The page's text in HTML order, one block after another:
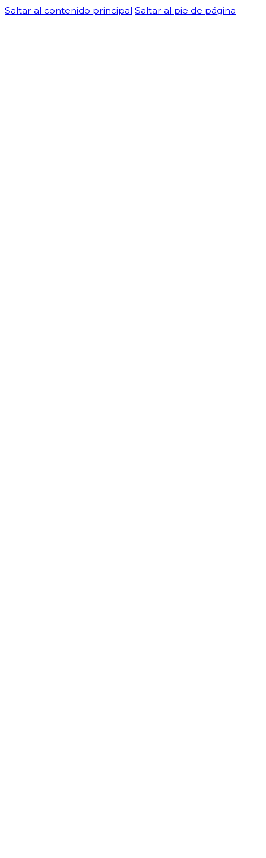
Saltar al contenido principal Saltar al pie de página